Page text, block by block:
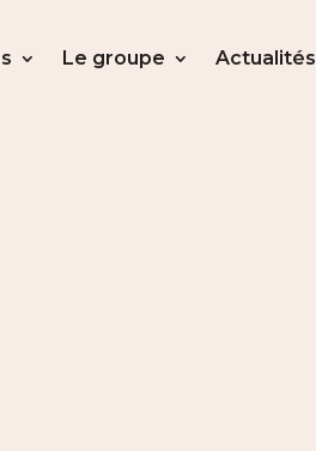
Le groupe Actualités